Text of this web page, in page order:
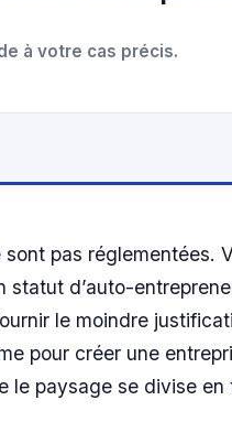
à votre cas précis.
pas réglementées.
d’auto-
le moindre
pour créer une
le paysage se divise en